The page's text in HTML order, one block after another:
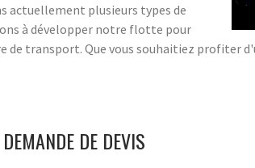
actuellement plusieurs types de
à développer notre flotte pour
de transport. Que vous souhaitiez profiter
DEMANDE DE DEVIS